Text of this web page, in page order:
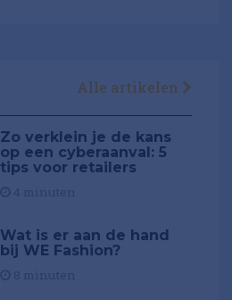
Alle artikelen
Zo verklein je de kans
op een cyberaanval: 5
tips voor retailers
Wat is er aan de hand
bij WE Fashion?